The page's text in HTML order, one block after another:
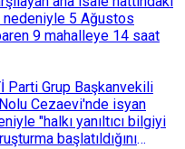
nedeniyle 5 Ağustos
9 mahalleye 14 saat
Parti Grup Başkanvekili
Cezaevi'nde isyan
"halkı yanıltıcı bilgiyi
başlatıldığını